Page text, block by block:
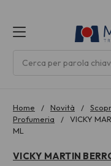
Home Novità
Profumeria
VICKY
ML
VICKY MARTIN